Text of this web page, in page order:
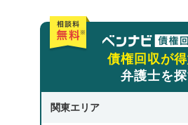
債権回収が
弁護士を
関東エリア